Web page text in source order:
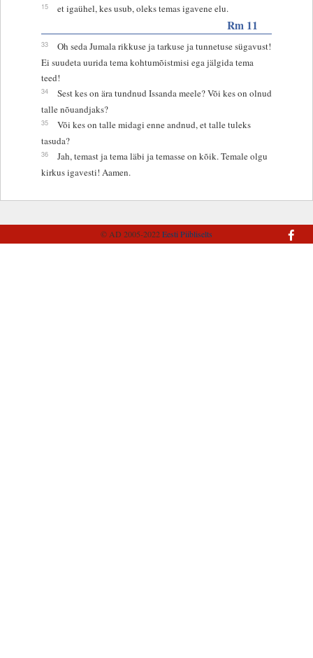
15 et igaühel, kes usub, oleks temas igavene elu.
Rm 11
33
Oh seda Jumala rikkuse ja tarkuse ja tunnetuse sügavust!
Ei suudeta uurida tema kohtumõistmisi ega jälgida tema
teed!
34
Sest kes on ära tundnud Issanda meele? Või kes on olnud
talle nõuandjaks?
35
Või kes on talle midagi enne andnud, et talle tuleks
tasuda?
36
Jah, temast ja tema läbi ja temasse on kõik. Temale olgu
kirkus igavesti! Aamen.
© AD 2005-2022Eesti Piibliselts